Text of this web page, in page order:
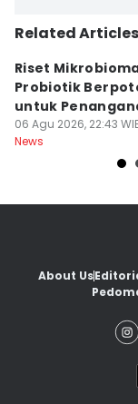
Related Articles
Riset
Probiotik
untuk
Jerawat
06 Agu 2026, 22:43
News
About Us